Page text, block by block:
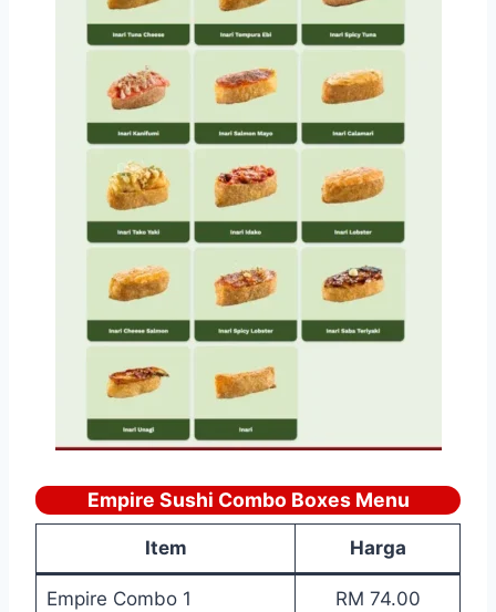
Empire Sushi Combo Boxes Menu
Item Harga
Empire Combo 1 RM 74.00